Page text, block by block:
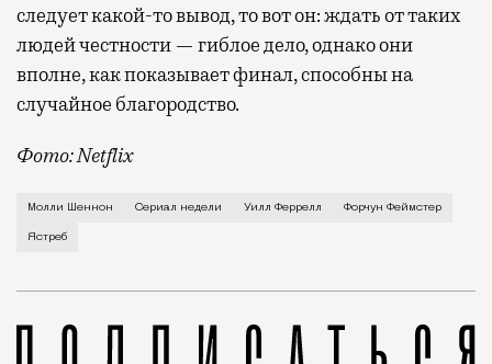
следует какой-то вывод, то вот он: ждать от таких
людей честности — гиблое дело, однако они
вполне, как показывает финал, способны на
случайное благородство.
Фото: Netflix
Когда-то Лонни Хокинс (Уилл Феррелл) был
Молли Шеннон Сериал недели Уилл Феррелл Форчун Феймстер
Ястреб